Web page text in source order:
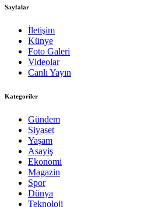
Sayfalar
İletişim
Künye
Foto Galeri
Videolar
Canlı Yayın
Kategoriler
Gündem
Siyaset
Yaşam
Asayiş
Ekonomi
Magazin
Spor
Dünya
Teknoloji